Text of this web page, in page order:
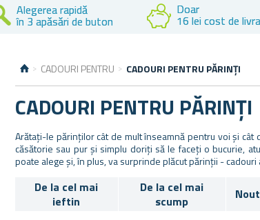
Alegerea rapidă
în 3 apăsări de buton
Doar
16 lei cost de
CADOURI PENTRU CADOURI PENTRU PĂRINȚI
CADOURI PENTRU PĂRINȚI
Arătați-le părinților cât de mult înseamnă pentru voi și
căsătorie sau pur și simplu doriți să le faceți o bucurie,
poate alege și, în plus, va surprinde plăcut părinții -
De la cel mai
ieftin
De la cel mai
scump